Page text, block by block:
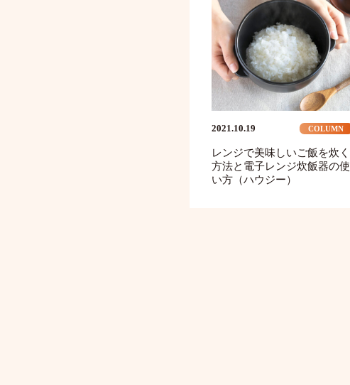
2021.10.19 COLUMN
レンジで美味しいご飯を炊く
方法と電子レンジ炊飯器の使
い方（ハウジー）